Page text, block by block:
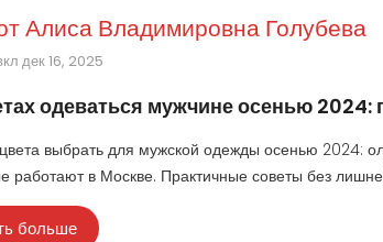
Алиса Владимировна Голубева
дек 16, 2025
одеваться мужчине осенью
цвета выбрать для мужской одежды осенью 2024:
работают в Москве. Практичные советы без
больше